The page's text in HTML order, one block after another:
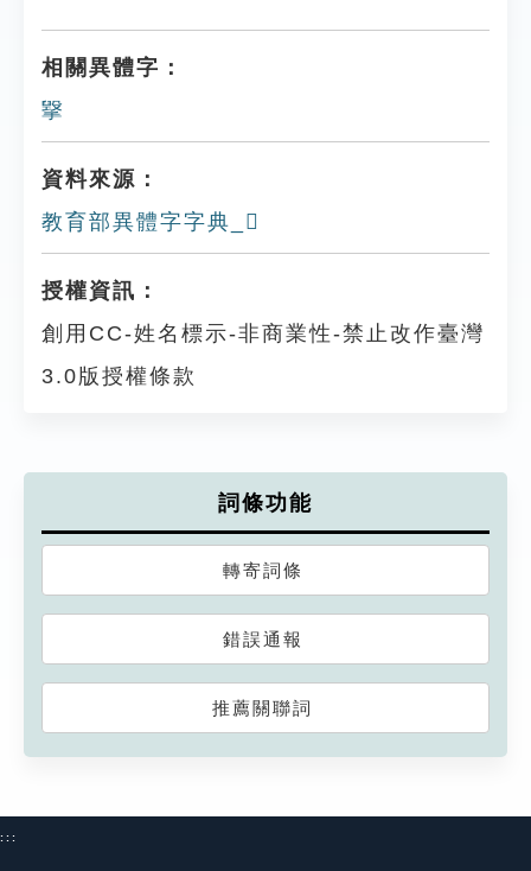
相關異體字：
㩓
資料來源：
教育部異體字字典_𢶙
授權資訊：
創用CC-姓名標示-非商業性-禁止改作臺灣
3.0版授權條款
詞條功能
轉寄詞條
錯誤通報
推薦關聯詞
:::